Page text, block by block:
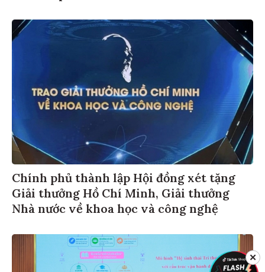
Chính phủ thành lập Hội đồng xét tặng
Giải thưởng Hồ Chí Minh, Giải thưởng
Nhà nước về khoa học và công nghệ
✕